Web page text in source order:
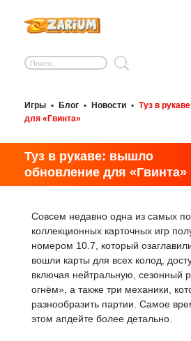
Игры • Блог • Новости • Туз в
для «Гвинта»
Туз в рукаве: вышло
обновление для «Гвинта»
Совсем недавно одна из самых
коллекционных карточных игр
номером 10.7, который
вошли карты для всех колод,
включая нейтральную, сезонный
огнём», а также три механики,
разнообразить партии. Самое
этом апдейте более детально.